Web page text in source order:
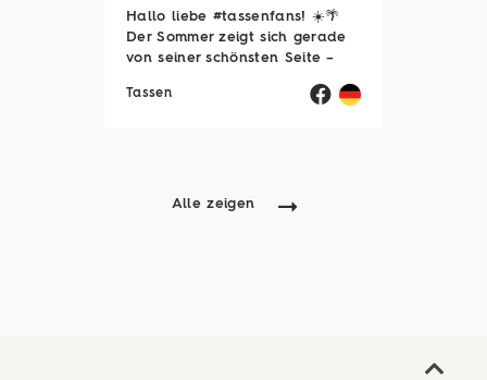
Hallo liebe #tassenfans! ☀️🌴
Der Sommer zeigt sich gerade
von seiner schönsten Seite –
einzelne Sonnenstunde! 😎☀️
Tassen
Alle zeigen